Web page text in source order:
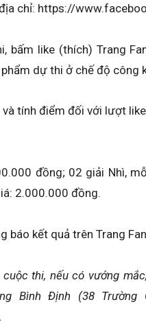
chỉ: https://
bấm like (thích) Trang
dự thi ở chế độ công
tính điểm đối với lượt
đồng; 02 giải Nhì,
2.000.000 đồng.
báo kết quả trên Trang
thi, nếu có vướng
Bình Định (38 Trường